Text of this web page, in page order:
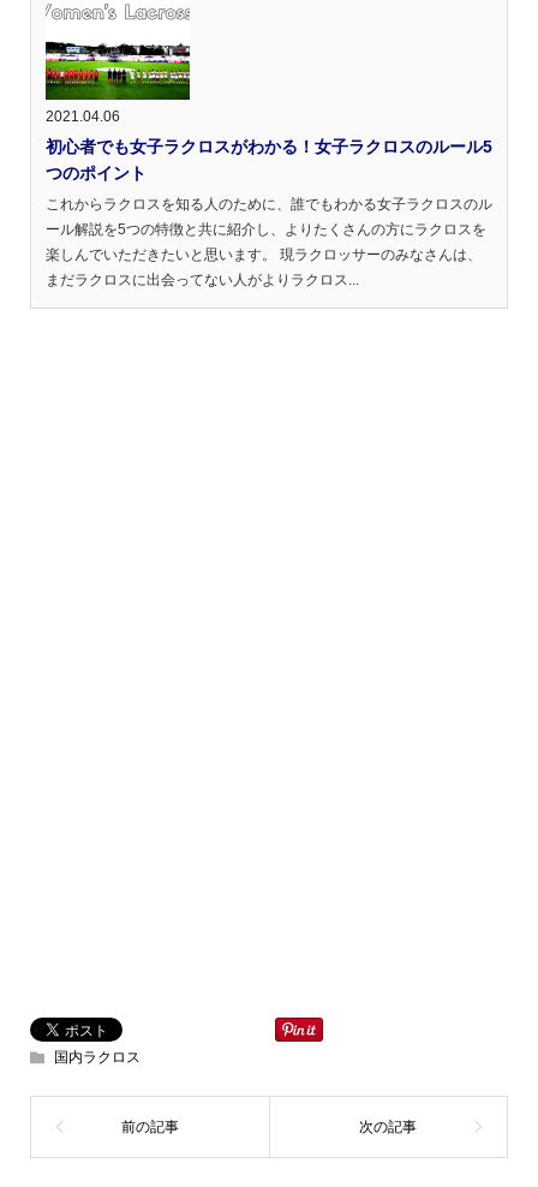
2021.04.06
初心者でも女子ラクロスがわかる！女子ラクロスのルール5
つのポイント
これからラクロスを知る人のために、誰でもわかる女子ラクロスのル
ール解説を5つの特徴と共に紹介し、よりたくさんの方にラクロスを
楽しんでいただきたいと思います。 現ラクロッサーのみなさんは、
まだラクロスに出会ってない人がよりラクロス...
国内ラクロス